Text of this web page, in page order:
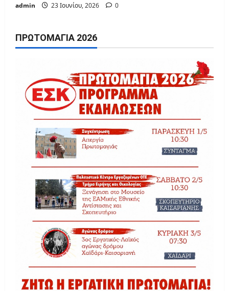
admin 23 Ιουνίου, 2026 0
ΠΡΩΤΟΜΑΓΙΆ 2026